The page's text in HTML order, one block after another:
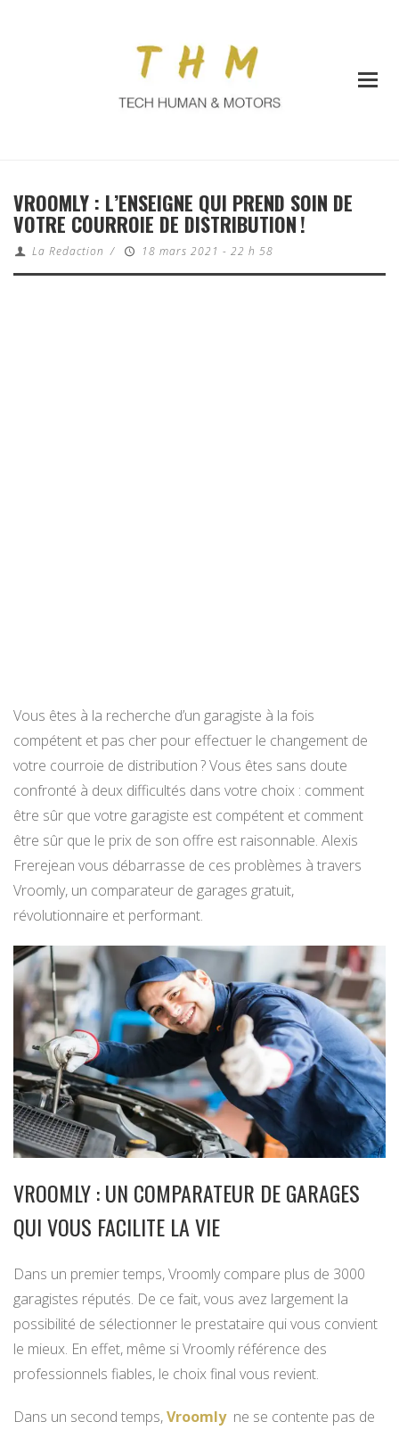
VROOMLY : L’ENSEIGNE QUI PREND SOIN DE
VOTRE COURROIE DE DISTRIBUTION !
La Redaction / 18 mars 2021 - 22 h 58
Vous êtes à la recherche d’un garagiste à la fois
compétent et pas cher pour effectuer le changement de
votre courroie de distribution ? Vous êtes sans doute
confronté à deux difficultés dans votre choix : comment
être sûr que votre garagiste est compétent et comment
être sûr que le prix de son offre est raisonnable. Alexis
Frerejean vous débarrasse de ces problèmes à travers
Vroomly, un comparateur de garages gratuit,
révolutionnaire et performant.
VROOMLY : UN COMPARATEUR DE GARAGES
QUI VOUS FACILITE LA VIE
Dans un premier temps, Vroomly compare plus de 3000
garagistes réputés. De ce fait, vous avez largement la
possibilité de sélectionner le prestataire qui vous convient
le mieux. En effet, même si Vroomly référence des
professionnels fiables, le choix final vous revient.
Dans un second temps,Vroomlyne se contente pas de